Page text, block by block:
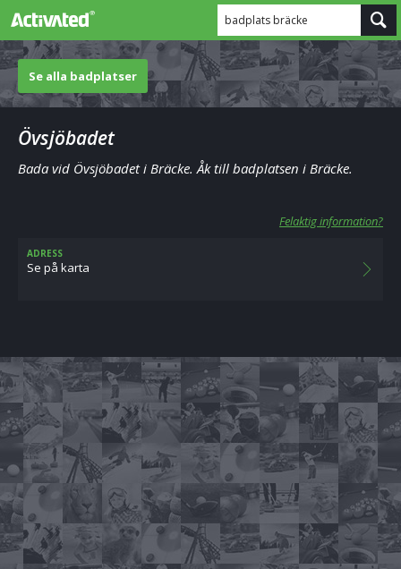
badplats bräcke
Se alla badplatser
Övsjöbadet
Bada vid Övsjöbadet i Bräcke. Åk till badplatsen i Bräcke.
Felaktig information?
ADRESS
Se på karta